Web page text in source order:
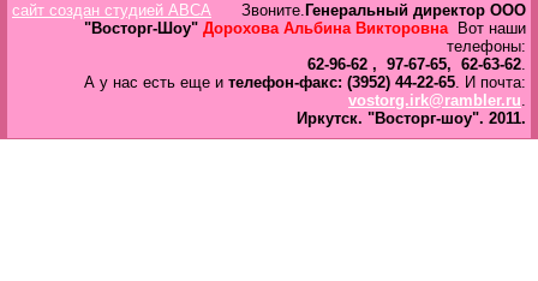
Запомнить
сайт создан студией ABCA Звоните. Генеральный директор ООО
"Восторг-Шоу" Дорохова Альбина ВикторовнаВот наши
телефоны:
62-96-62 , 97-67-65, 62-63-62.
А у нас есть еще и телефон-факс: (3952) 44-22-65. И почта:
vostorg.irk@rambler.ru.
Иркутск. "Восторг-шоу". 2011.